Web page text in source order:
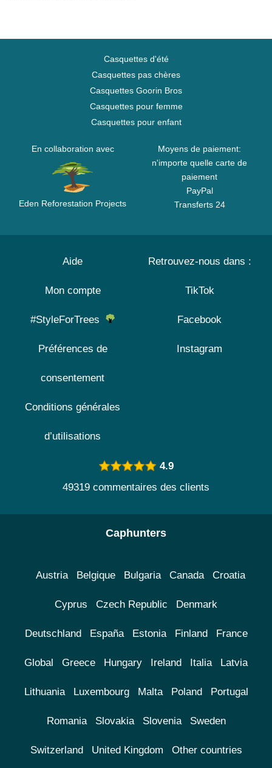
Casquettes d'été
Casquettes pas chères
Casquettes Goorin Bros
Casquettes pour femme
Casquettes pour enfant
En collaboration avec
Eden Reforestation Projects
Moyens de paiement:
n'importe quelle carte de
paiement
PayPal
Transferts 24
Aide
Mon compte
#StyleForTrees
Préférences de
consentement
Conditions générales
d’utilisations
Retrouvez-nous dans :
TikTok
Facebook
Instagram
4.9
49319 commentaires des clients
Caphunters
Austria Belgique Bulgaria Canada Croatia
Cyprus Czech Republic Denmark
Deutschland España Estonia Finland France
Global Greece Hungary Ireland Italia Latvia
Lithuania Luxembourg Malta Poland Portugal
Romania Slovakia Slovenia Sweden
Switzerland United Kingdom Other countries